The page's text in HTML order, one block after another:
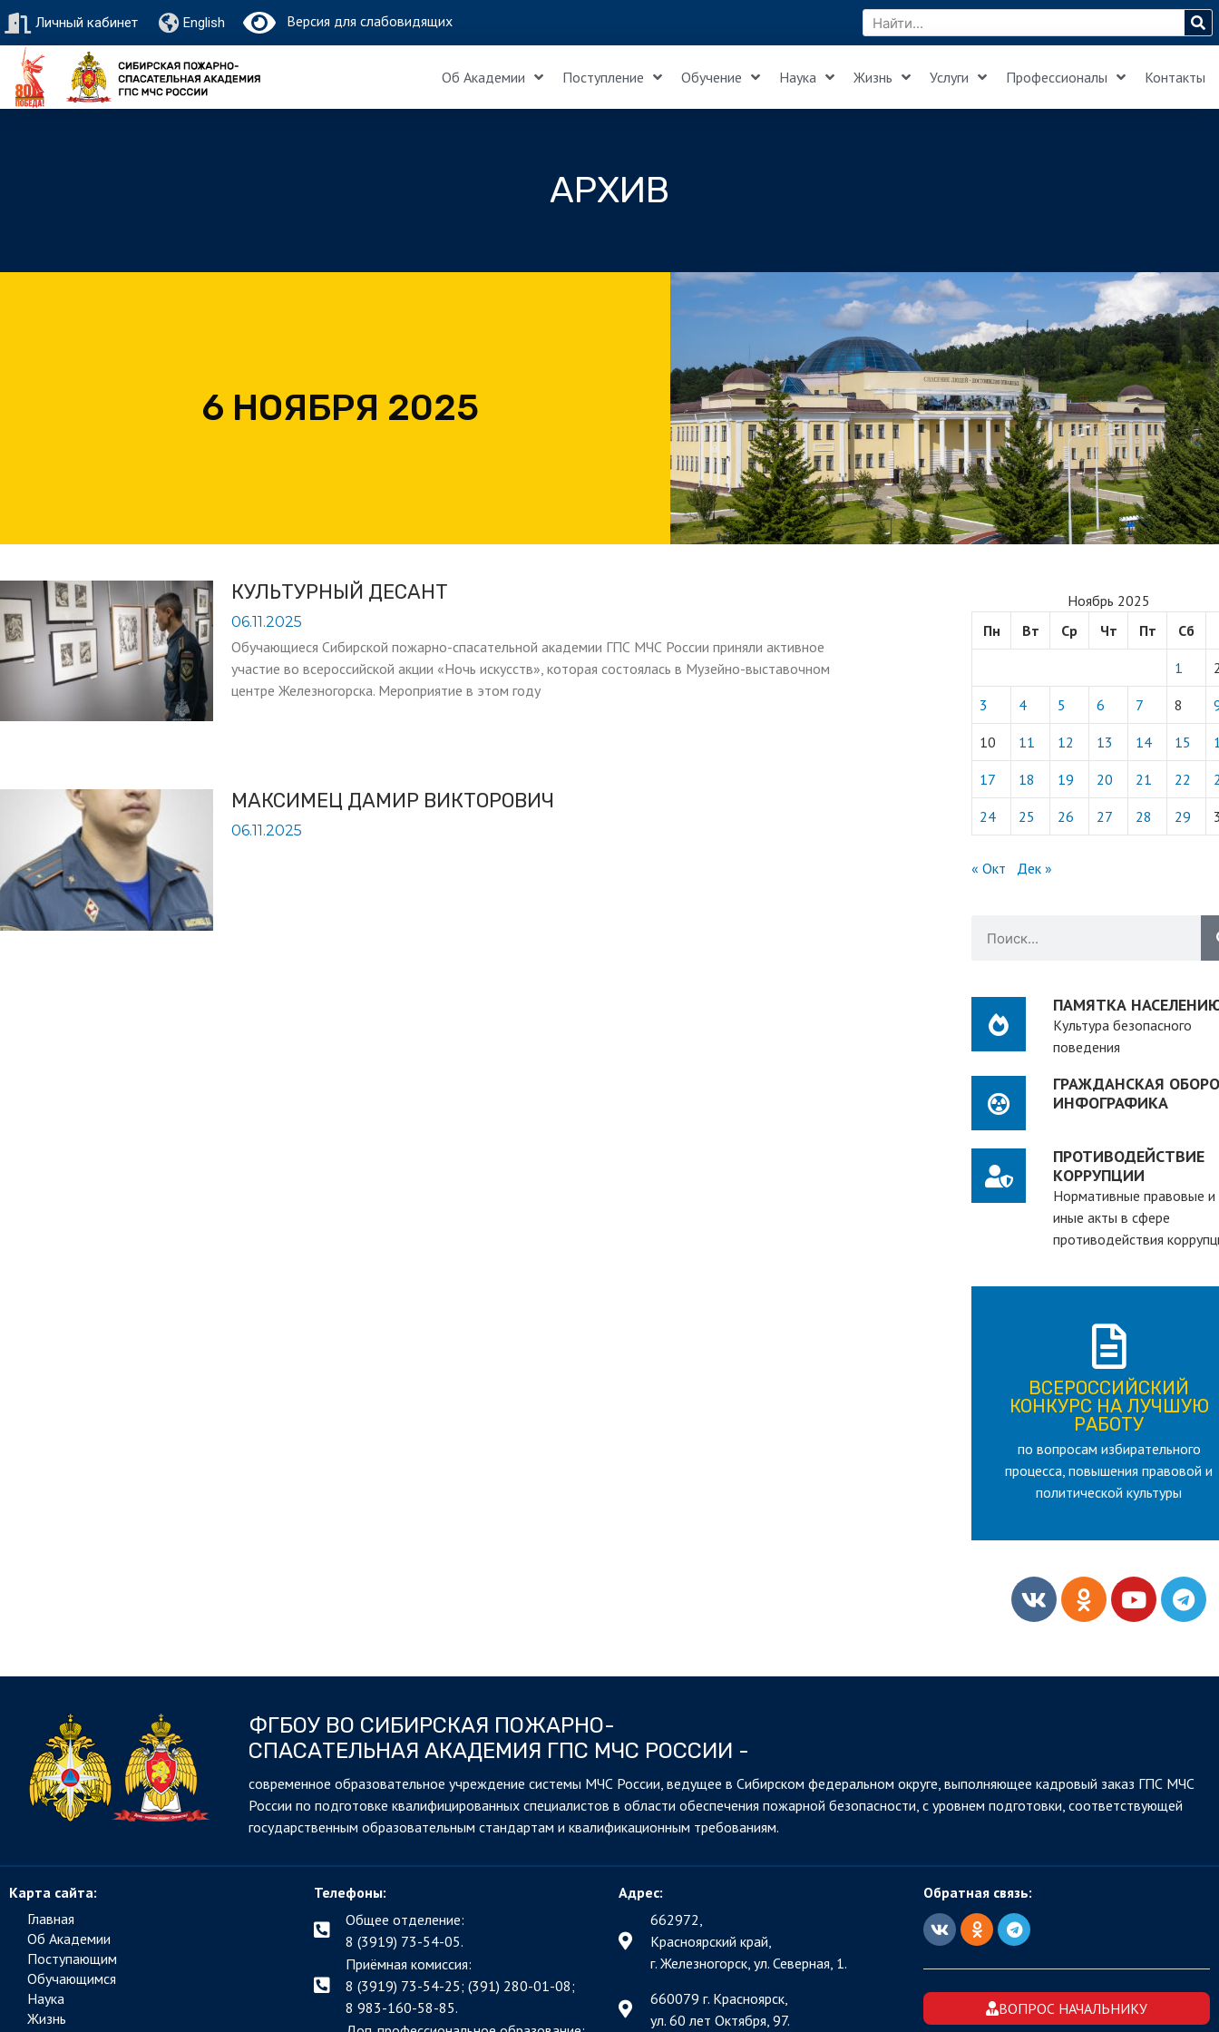
Личный кабинет English Версия для слабовидящих
Об Академии Поступление Обучение Наука Жизнь Услуги Профессионалы Контакты
АРХИВ
6 НОЯБРЯ 2025
КУЛЬТУРНЫЙ ДЕСАНТ
06.11.2025
Обучающиеся Сибирской пожарно-спасательной академии ГПС МЧС России приняли активное
участие во всероссийской акции «Ночь искусств», которая состоялась в Музейно-выставочном
центре Железногорска. Мероприятие в этом году
МАКСИМЕЦ ДАМИР ВИКТОРОВИЧ
06.11.2025
Ноябрь 2025
Пн
Вт Ср Чт Пт Сб
1
3 4 5 6 7 8
10 11 12 13 14 15
17 18 19 20 21 22
24 25 26 27 28 29
« Окт Дек »
ПАМЯТКА
Культура безопасного
поведения
ГРАЖДАНСКАЯ
ИНФОГРАФИКА
ПРОТИВОДЕЙСТВИЕ
КОРРУПЦИИ
Нормативные правовые и
иные акты в сфере
противодействия
ВСЕРОССИЙСКИЙ
КОНКУРС НА ЛУЧШУЮ
РАБОТУ
по вопросам избирательного
процесса, повышения правовой и
политической культуры
ВСЕРОССИЙСКИЙ
КОНКУРС НА ЛУЧШУЮ
РАБОТУ
для лица старше 18 и моложе 35
лет
ПОДРОБНЕЕ
ФГБОУ ВО СИБИРСКАЯ ПОЖАРНО-
СПАСАТЕЛЬНАЯ АКАДЕМИЯ ГПС МЧС РОССИИ -
cовременное образовательное учреждение системы МЧС России, ведущее в Сибирском федеральном округе, выполняющее кадровый заказ ГПС МЧС
России по подготовке квалифицированных специалистов в области обеспечения пожарной безопасности, с уровнем подготовки, соответствующей
государственным образовательным стандартам и квалификационным требованиям.
Карта сайта:
Главная
Об Академии
Поступающим
Обучающимся
Наука
Жизнь
Телефоны:
Общее отделение:
8 (3919) 73-54-05.
Приёмная комиссия:
8 (3919) 73-54-25; (391) 280-01-08;
8 983-160-58-85.
Адрес:
662972,
Красноярский край,
г. Железногорск, ул. Северная, 1.
660079 г. Красноярск,
ул. 60 лет Октября, 97.
Обратная связь:
ВОПРОС НАЧАЛЬНИКУ